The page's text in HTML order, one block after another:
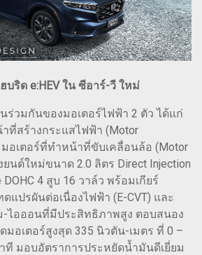
ริด e:HEV ใน ซีอาร์-วี ใหม่
ร่วมกันของมอเตอร์ไฟฟ้า 2 ตัว ได้แก่
ที่สร้างกระแสไฟฟ้า (Motor
มอเตอร์ที่ทำหน้าที่ขับเคลื่อนล้อ (Motor
ยนต์ใหม่ขนาด 2.0 ลิตร Direct Injection
DOHC 4 สูบ 16 วาล์ว พร้อมเกียร์
แปรผันต่อเนื่องไฟฟ้า (E-CVT) และ
-ไอออนที่มีประสิทธิภาพสูง ตอบสนอง
มอเตอร์สูงสุด 335 นิวตัน-เมตร ที่ 0 –
ที มอบอัตราการประหยัดน้ำมันดีเยี่ยม